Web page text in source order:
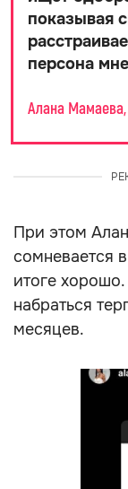
показывая
персона
Алана Мамаева,
При этом
сомневается
итоге
набраться
месяцев.